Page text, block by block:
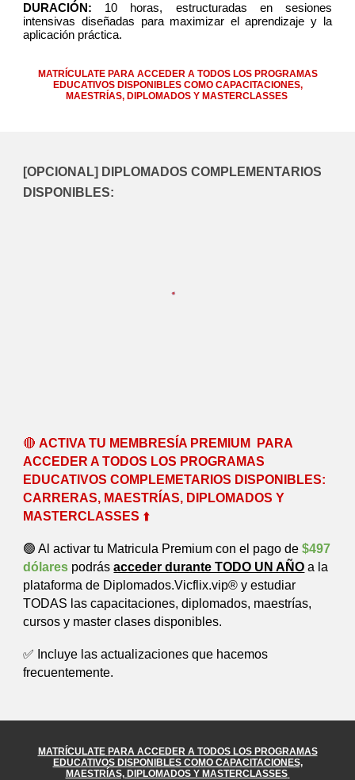
DURACIÓN: 10 horas, estructuradas en sesiones
intensivas diseñadas para maximizar el aprendizaje y la
aplicación práctica.
MATRÍCULATE PARA ACCEDER A TODOS LOS PROGRAMAS
EDUCATIVOS DISPONIBLES COMO CAPACITACIONES,
MAESTRÍAS, DIPLOMADOS Y MASTERCLASSES
[OPCIONAL] DIPLOMADOS COMPLEMENTARIOS
DISPONIBLES:
🔴ACTIVA TU MEMBRESÍA PREMIUM
PARA
ACCEDER A TODOS LOS PROGRAMAS
EDUCATIVOS COMPLEMETARIOS DISPONIBLES:
CARRERAS, MAESTRÍAS, DIPLOMADOS Y
MASTERCLASSES ⬆️
🟢 Al activar tu Matricula Premium con el pago de $497
dólares podrásacceder durante TODO UN AÑO a la
plataforma de Diplomados.Vicflix.vip® y estudiar
TODAS las capacitaciones, diplomados, maestrías,
cursos y master clases disponibles.
✅ Incluye las actualizaciones que hacemos
frecuentemente.
MATRÍCULATE PARA ACCEDER A TODOS LOS PROGRAMAS
EDUCATIVOS DISPONIBLES COMO CAPACITACIONES,
MAESTRÍAS, DIPLOMADOS Y MASTERCLASSES